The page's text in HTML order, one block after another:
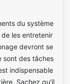
du système
les entretenir
devront se
sont des tâches
indispensable
Sachez qu'il